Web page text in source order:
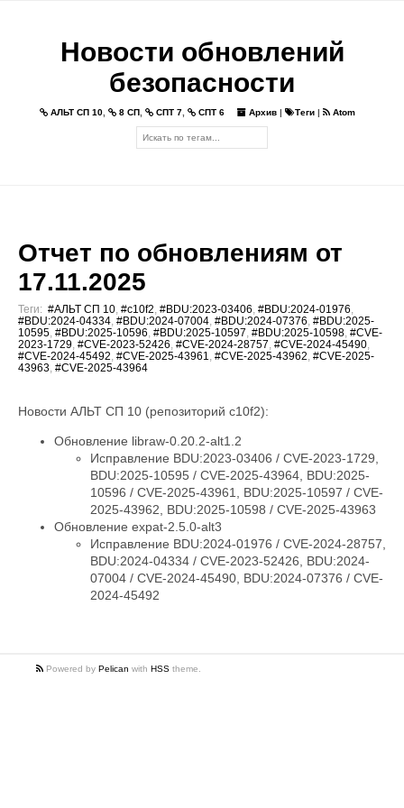
Новости обновлений
безопасности
АЛЬТ СП 10 8 СП СПТ 7 СПТ 6 Архив | Теги | Atom
Отчет по обновлениям от
17.11.2025
Теги: #АЛЬТ СП 10 #c10f2 #BDU:2023-03406 #BDU:2024-01976
#BDU:2024-04334 #BDU:2024-07004 #BDU:2024-07376 #BDU:2025-
10595 #BDU:2025-10596 #BDU:2025-10597 #BDU:2025-10598 #CVE-
2023-1729 #CVE-2023-52426 #CVE-2024-28757 #CVE-2024-45490
#CVE-2024-45492 #CVE-2025-43961 #CVE-2025-43962 #CVE-2025-
43963 #CVE-2025-43964
Новости АЛЬТ СП 10 (репозиторий c10f2):
Обновление libraw-0.20.2-alt1.2
Исправление BDU:2023-03406 / CVE-2023-1729,
BDU:2025-10595 / CVE-2025-43964, BDU:2025-
10596 / CVE-2025-43961, BDU:2025-10597 / CVE-
2025-43962, BDU:2025-10598 / CVE-2025-43963
Обновление expat-2.5.0-alt3
Исправление BDU:2024-01976 / CVE-2024-28757,
BDU:2024-04334 / CVE-2023-52426, BDU:2024-
07004 / CVE-2024-45490, BDU:2024-07376 / CVE-
2024-45492
Powered by Pelican with HSS theme.